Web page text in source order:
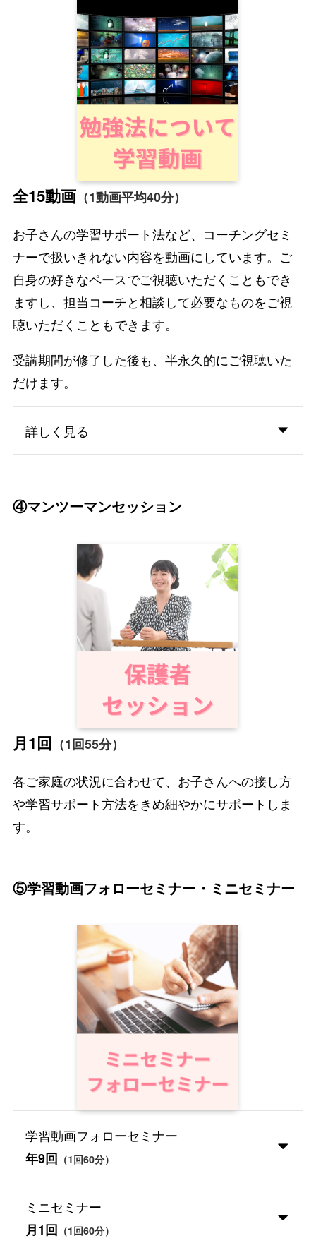
全15動画（1動画平均40分）
お子さんの学習サポート法など、コーチングセミ
ナーで扱いきれない内容を動画にしています。ご
自身の好きなペースでご視聴いただくこともでき
ますし、担当コーチと相談して必要なものをご視
聴いただくこともできます。
受講期間が修了した後も、半永久的にご視聴いた
だけます。
詳しく見る
④マンツーマンセッション
月1回 （1回55分）
各ご家庭の状況に合わせて、お子さんへの接し方
や学習サポート方法をきめ細やかにサポートしま
す。
⑤学習動画フォローセミナー・ミニセミナー
学習動画フォローセミナー
年9回 （1回60分）
ミニセミナー
月1回 （1回60分）